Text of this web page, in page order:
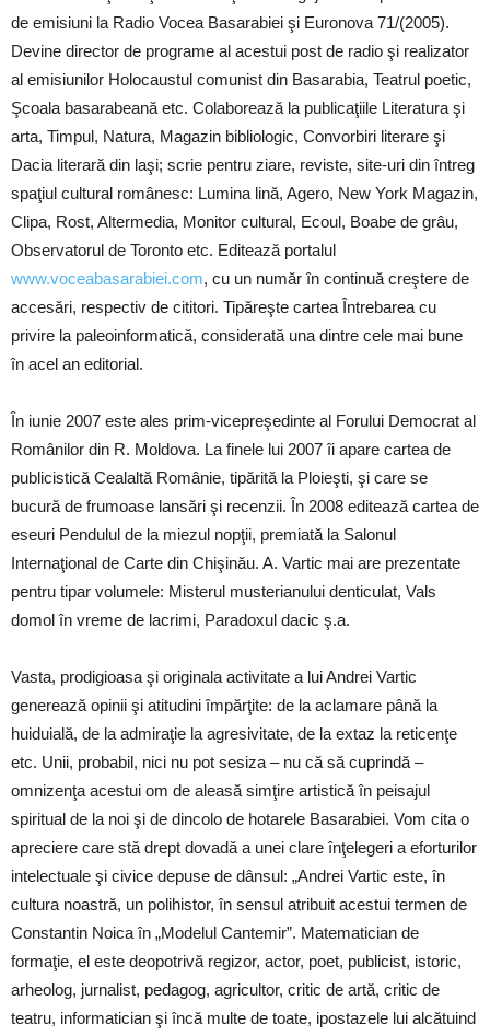
de emisiuni la Radio Vocea Basarabiei şi Euronova 71/(2005).
Devine director de programe al acestui post de radio şi realizator
al emisiunilor Holocaustul comunist din Basarabia, Teatrul poetic,
Şcoala basarabeană etc. Colaborează la publicaţiile Literatura şi
arta, Timpul, Natura, Magazin bibliologic, Convorbiri literare şi
Dacia literară din laşi; scrie pentru ziare, reviste, site-uri din întreg
spaţiul cultural românesc: Lumina lină, Agero, New York Magazin,
Clipa, Rost, Altermedia, Monitor cultural, Ecoul, Boabe de grâu,
Observatorul de Toronto etc. Editează portalul
www.voceabasarabiei.com, cu un număr în continuă creştere de
accesări, respectiv de cititori. Tipăreşte cartea Întrebarea cu
privire la paleoinformatică, considerată una dintre cele mai bune
în acel an editorial.
În iunie 2007 este ales prim-vicepreşedinte al Forului Democrat al
Românilor din R. Moldova. La finele lui 2007 îi apare cartea de
publicistică Cealaltă Românie, tipărită la Ploieşti, şi care se
bucură de frumoase lansări şi recenzii. În 2008 editează cartea de
eseuri Pendulul de la miezul nopţii, premiată la Salonul
Internaţional de Carte din Chişinău. A. Vartic mai are prezentate
pentru tipar volumele: Misterul musterianului denticulat, Vals
domol în vreme de lacrimi, Paradoxul dacic ş.a.
Vasta, prodigioasa şi originala activitate a lui Andrei Vartic
generează opinii şi atitudini împărţite: de la aclamare până la
huiduială, de la admiraţie la agresivitate, de la extaz la reticenţe
etc. Unii, probabil, nici nu pot sesiza – nu că să cuprindă –
omnizenţa acestui om de aleasă simţire artistică în peisajul
spiritual de la noi şi de dincolo de hotarele Basarabiei. Vom cita o
apreciere care stă drept dovadă a unei clare înţelegeri a eforturilor
intelectuale şi civice depuse de dânsul: „Andrei Vartic este, în
cultura noastră, un polihistor, în sensul atribuit acestui termen de
Constantin Noica în „Modelul Cantemir”. Matematician de
formaţie, el este deopotrivă regizor, actor, poet, publicist, istoric,
arheolog, jurnalist, pedagog, agricultor, critic de artă, critic de
teatru, informatician şi încă multe de toate, ipostazele lui alcătuind